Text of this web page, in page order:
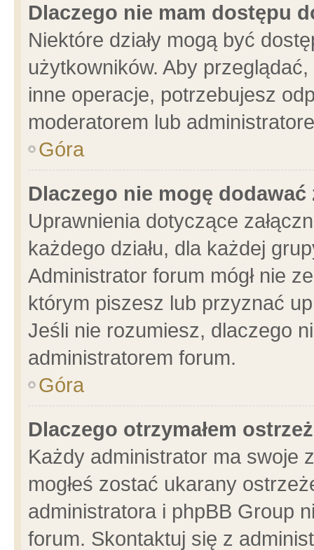
Dlaczego nie mam dostępu
Niektóre działy mogą być
użytkowników. Aby
inne operacje, potrzebujesz
moderatorem lub
Góra
Dlaczego nie mogę dodawać
Uprawnienia dotyczące
każdego działu, dla każdej
Administrator forum mógł nie
którym piszesz lub przyznać
Jeśli nie rozumiesz, dlaczego
administratorem forum.
Góra
Dlaczego otrzymałem
Każdy administrator ma swoje
mogłeś zostać ukarany
administratora i phpBB Group
forum. Skontaktuj się z